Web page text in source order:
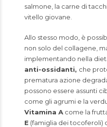
salmone, la carne di
vitello giovane.
Allo stesso modo, è
non solo del collagene,
implementando nella
anti-ossidanti, che
prematura azione
possono essere assunti
come gli agrumi e la
Vitamina A come la
E (famiglia dei tocoferoli)